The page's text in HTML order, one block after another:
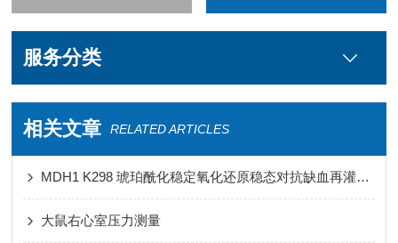
服务分类
相关文章 RELATED ARTICLES
MDH1 K298 琥珀酰化稳定氧化还原稳态对抗缺血再灌注损伤心肌铁死亡
大鼠右心室压力测量